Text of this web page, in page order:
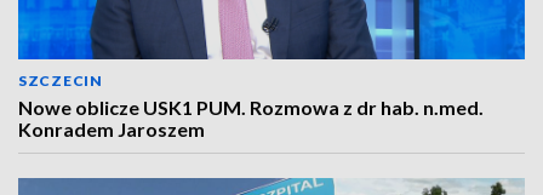
SZCZECIN
Nowe oblicze USK1 PUM. Rozmowa z dr hab. n.med.
Konradem Jaroszem